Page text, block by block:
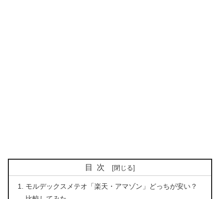
目次
モルデックスメテオ「楽天・アマゾン」どっちが安い？